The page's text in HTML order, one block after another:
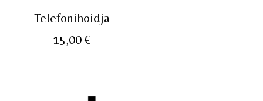
Telefonihoidja
15,00€